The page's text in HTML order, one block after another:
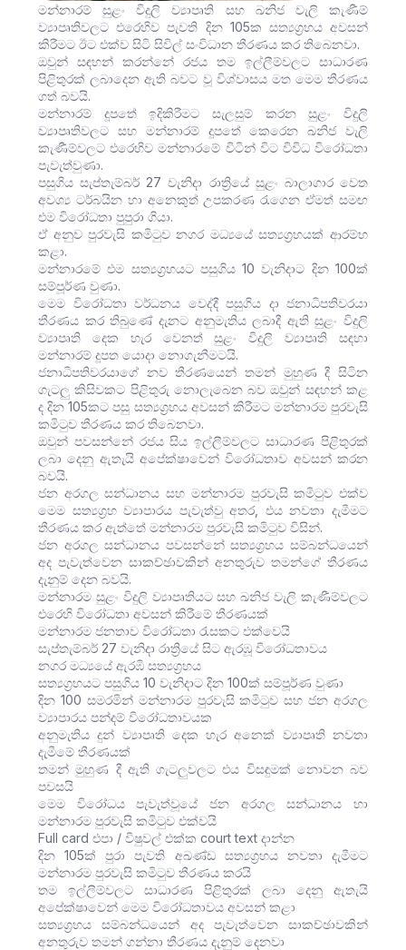
මන්නාරම් සුළං විදුලි ව්‍යාපෘති සහ ඛනිජ වැලි කැණීම්
ව්‍යාපෘතිවලට එරෙහිව පැවති දින 105ක සත්‍යග්‍රහය අවසන්
කිරීමට ඊට එක්ව සිටි සිවිල් සංවිධාන තීරණය කර තිබෙනවා.
ඔවුන් සඳහන් කරන්නේ රජය තම ඉල්ලීම්වලට සාධාරණ
පිළිතුරක් ලබාදෙන ඇති බවට වූ විශ්වාසය මත මෙම තීරණය
ගත් බවයි.
මන්නාරම් දූපතේ ඉදිකිරීමට සැලසුම් කරන සුළං විදුලි
ව්‍යාපෘතිවලට සහ මන්නාරම් දූපතේ කෙරෙන ඛනිජ වැලි
කැණීම්වලට එරෙහිව මන්නාර‍මේ විටින් විට විවිධ විරෝධතා
පැවැත්වුණා.
පසුගිය සැප්තැම්බර් 27 වැනිදා රාත්‍රියේ සුළං බාලාගාර වෙත
අවශ්‍ය ටර්බයින හා අනෙකුත් උපකරණ රැගෙන ඒමත් සමඟ
එම විරෝධතා පුපුරා ගියා.
ඒ අනුව පුරවැසි කමිටුව නගර මධ්‍යයේ සත්‍යග්‍රහයක් ආරම්භ
කළා.
මන්නාරමේ එම සත්‍යග්‍රහයට පසුගිය 10 වැනිදාට දින 100ක්
සම්පූර්ණ වුණා.
මෙම විරෝධතා වර්ධනය වෙද්දී පසුගිය දා ජනාධිපතිවරයා
තීරණය කර තිබුණේ දැනට අනුමැතිය ලබාදී ඇති සුළං විදුලි
ව්‍යාපෘති දෙක හැර වෙනත් සුළං විදුලි ව්‍යාපෘති සඳහා
මන්නාරම් දූපත යොදා නොගැනීමටයි.
ජනාධිපතිවරයාගේ නව තීරණයෙන් තමන් මුහුණ දී සිටින
ගැටලු කිසිවකට පිළිතුරු නොලැබෙන බව ඔවුන් සඳහන් කළ
ද දින 105කට පසු සත්‍යග්‍රහය අවසන් කිරීමට මන්නාරම පුරවැසි
කමිටුව තීරණය කර තිබෙනවා.
ඔවුන් පවසන්නේ රජය සිය ඉල්ලීම්වලට සාධාරණ පිළිතුරක්
ලබා දෙනු ඇතැයි අපේක්ෂාවෙන් විරෝධතාව අවසන් කරන
බවයි.
ජන අරගල සන්ධානය සහ මන්නාරම පුරවැසි කමිටුව එක්ව
මෙම සත්‍යග්‍රහ ව්‍යාපාරය පැවැත්වු අතර, එය නවතා දැමීමට
තීරණය කර ඇත්තේ මන්නාරම පුරවැසි කමිටුව විසින්.
ජන අරගල සන්ධානය පවසන්නේ සත්‍යග්‍රහය සම්බන්ධයෙන්
අද පැවැත්වෙන සාකච්ඡාවකින් අනතුරුව තමන්ගේ තීරණය
දැනුම් දෙන බවයි.
මන්නාරම සුළං විදුලි ව්‍යාපෘතියට සහ ඛනිජ වැලි කැණීම්වලට
එරෙහි විරෝධතා අවසන් කිරීමේ තීරණයක්
මන්නාරම ජනතාව විරෝධතා රැසකට එක්වෙයි
සැප්තැම්බර් 27 වැනිදා රාත්‍රියේ සිට ඇරඹූ විරෝධතාවය
නගර මධ්‍යයේ ඇරඹි සත්‍යග්‍රහය
සත්‍යග්‍රහයට පසුගිය 10 වැනිදාට දින 100ක් සම්පූර්ණ වුණා
දින 100 සමරමින් මන්නාරම පුරවැසි කමිටුව සහ ජන අරගල
ව්‍යාපාරය පන්දම් විරෝධතාවයක
අනුමැතිය දුන් ව්‍යාපෘති දෙක හැර අනෙක් ව්‍යාපෘති නවතා
දැමීමේ තීරණයක්
තමන් මුහුණ දී ඇති ගැටලුවලට එය විසඳුමක් නොවන බව
පවසයි
මෙම විරෝධය පැවැත්වූයේ ජන අරගල සන්ධානය හා
මන්නාරම පුරවැසි කමිටුව එක්වයි
Full card එපා / විෂුවල් එක්ක court text දාන්න
දින 105ක් පුරා පැවති අඛණ්ඩ සත්‍යග්‍රහය නවතා දැමීමට
මන්නාරම පුරවැසි කමිටුව තීරණය කරයි
තම ඉල්ලීම්වලට සාධාරණ පිළිතුරක් ලබා දෙනු ඇතැයි
අපේක්ෂාවෙන් මෙම විරෝධතාවය අවසන් කළා
සත්‍යග්‍රහය සම්බන්ධයෙන් අද පැවැත්වෙන සාකච්ඡාවකින්
අනතුරුව තමන් ගන්නා තීරණය දැනුම් දෙනවා